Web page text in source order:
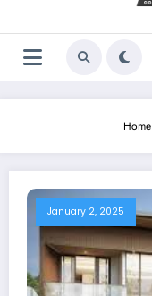
Home
January 2, 2025